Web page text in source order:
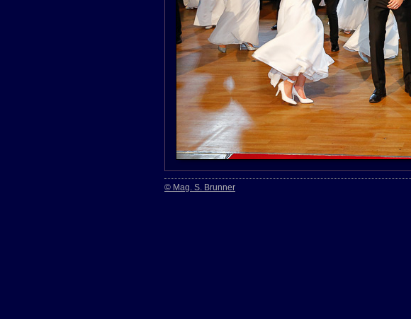
© Mag. S. Brunner